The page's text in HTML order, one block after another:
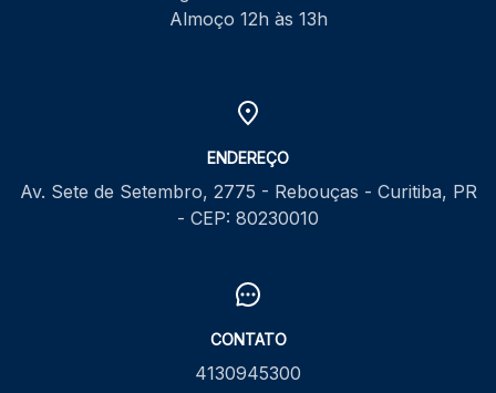
Almoço 12h às 13h
ENDEREÇO
Av. Sete de Setembro, 2775 - Rebouças - Curitiba, PR
- CEP: 80230010
CONTATO
4130945300